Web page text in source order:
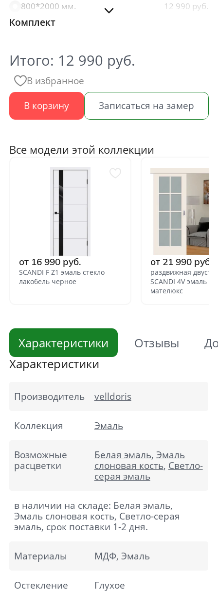
800*2000 мм.
12 990
900*2000 мм.
Комплект
Итого: 12 990 руб.
В избранное
В корзину
Записаться на замер
Все модели этой коллекции
от 16 990 руб.
SCANDI F Z1 эмаль стекло
лакобель черное
от 21 990 руб.
раздвижная
SCANDI 4V эмаль
мателюкс
Характеристики Отзывы
Характеристики
Производитель velldoris
Коллекция Эмаль
Возможные
расцветки
Белая эмаль, Эмаль
слоновая кость, Светло-
серая эмаль
в наличии на складе: Белая эмаль,
Эмаль слоновая кость, Светло-серая
эмаль, срок поставки 1-2 дня.
Материалы МДФ, Эмаль
Остекление Глухое